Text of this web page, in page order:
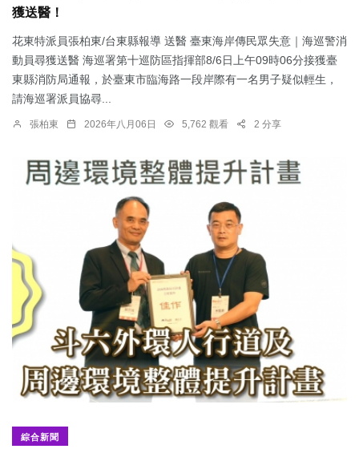
獲送醫！
花東特派員張柏東/台東縣報導 送醫 臺東海岸傳民眾失意｜海巡警消
動員尋獲送醫 海巡署第十巡防區指揮部8/6日上午09時06分接獲臺
東縣消防局通報，於臺東市臨海路一段岸際有一名男子疑似輕生，
請海巡署派員協尋...
張柏東 2026年八月06日 5,762 觀看 2 分享
綜合新聞